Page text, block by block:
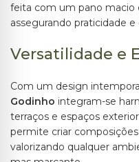
feita com um pano
assegurando praticidade
Versatilidade e
Com um design
Godinho integram-se
terraços e espaços
permite criar
valorizando qualquer